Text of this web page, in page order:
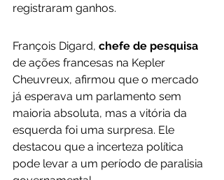
registraram ganhos.
François Digard, chefe de pesquisa
de ações francesas na Kepler
Cheuvreux, afirmou que o mercado
já esperava um parlamento sem
maioria absoluta, mas a vitória da
esquerda foi uma surpresa. Ele
destacou que a incerteza política
pode levar a um período de paralisia